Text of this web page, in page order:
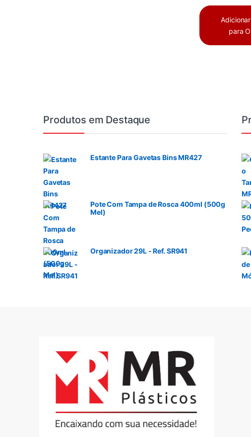
para
Produtos em Destaque
Estante Para Gavetas Bins MR427
Pote Com Tampa de Rosca 400ml (500g
Mel)
Organizador 29L - Ref. SR941